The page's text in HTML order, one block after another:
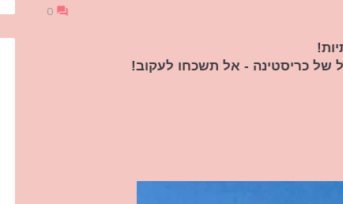
0
של כריסטינה - אל תשכחו לעקוב!